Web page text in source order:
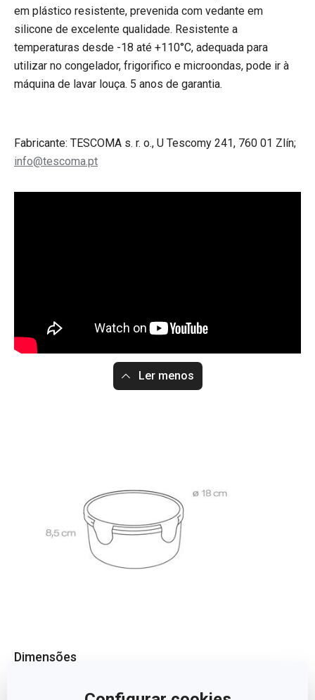
em plástico resistente, prevenida com vedante em
silicone de excelente qualidade. Resistente a
temperaturas desde -18 até +110°C, adequada para
utilizar no congelador, frigorifico e microondas, pode ir à
máquina de lavar louça. 5 anos de garantia.
Fabricante: TESCOMA s. r. o., U Tescomy 241, 760 01 Zlín;
info@tescoma.pt
Ler menos
Dimensões
ALTURA (CM)